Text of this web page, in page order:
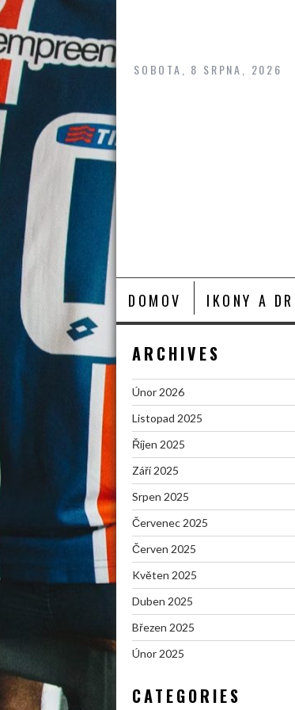
content
SOBOTA, 8 SRPNA, 2026
DOMOV IKONY A
ARCHIVES
Únor 2026
Listopad 2025
Říjen 2025
Září 2025
Srpen 2025
Červenec 2025
Červen 2025
Květen 2025
Duben 2025
Březen 2025
Únor 2025
CATEGORIES